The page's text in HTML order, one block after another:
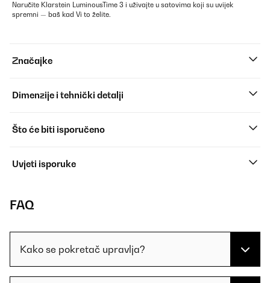
Naručite Klarstein LuminousTime 3 i uživajte u satovima koji su uvijek
spremni — baš kad Vi to želite.
Značajke
Dimenzije i tehnički detalji
Što će biti isporučeno
Uvjeti isporuke
FAQ
Kako se pokretač upravlja?